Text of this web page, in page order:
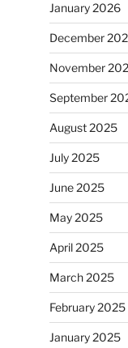
January 2026
December
November
September
August 2025
July 2025
June 2025
May 2025
April 2025
March 2025
February 2025
January 2025